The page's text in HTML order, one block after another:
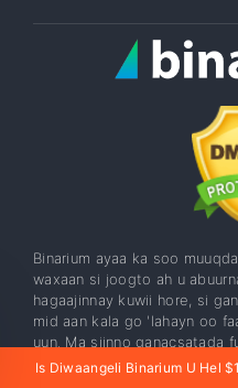
Binarium ayaa ka soo
waxaan si joogto ah u
hagaajinnay kuwii hore, si
mid aan kala go 'lahayn oo
uun. Ma siinno ganacsatada
sidoo kale waxaan barnaa
Is Diwaangeli Binarium U Hel